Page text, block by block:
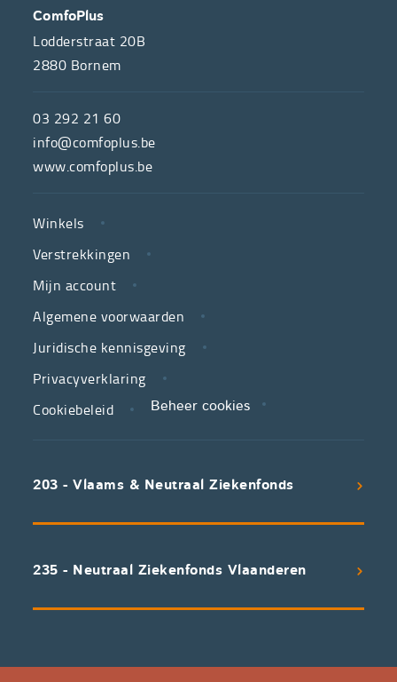
OVER
ONS
de
hulpmiddelenwinkel
van
neutrale
ziekenfondsen,
is
partner
in
zorg.
We
voorwaarden
uitstekend
waarvan
CONTACT
ComfoPlus
Lodderstraat 20B
2880 Bornem
03 292 21 60
info@comfoplus.be
www.comfoplus.be
LINKS
Winkels
Verstrekkingen
Mijn account
Algemene voorwaarden
Juridische kennisgeving
Privacyverklaring
Cookiebeleid
Beheer cookies
203 - Vlaams & Neutraal Ziekenfonds
235 - Neutraal Ziekenfonds Vlaanderen